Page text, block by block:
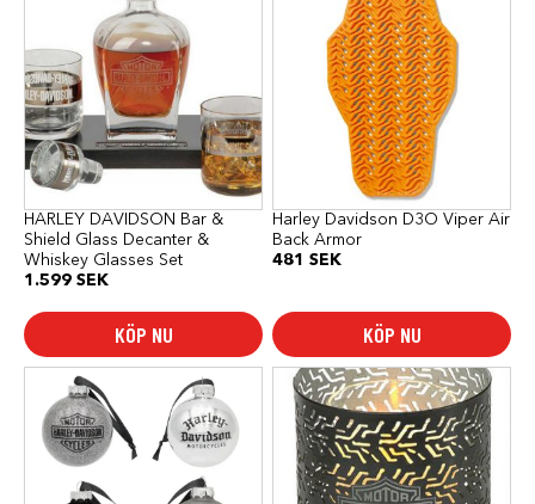
HARLEY DAVIDSON Bar &
Shield Glass Decanter &
Whiskey Glasses Set
1.599 SEK
KÖP NU
Harley Davidson D3O Viper Air
Back Armor
481 SEK
KÖP NU
produkten
varianter.
alternativen
produktsidan